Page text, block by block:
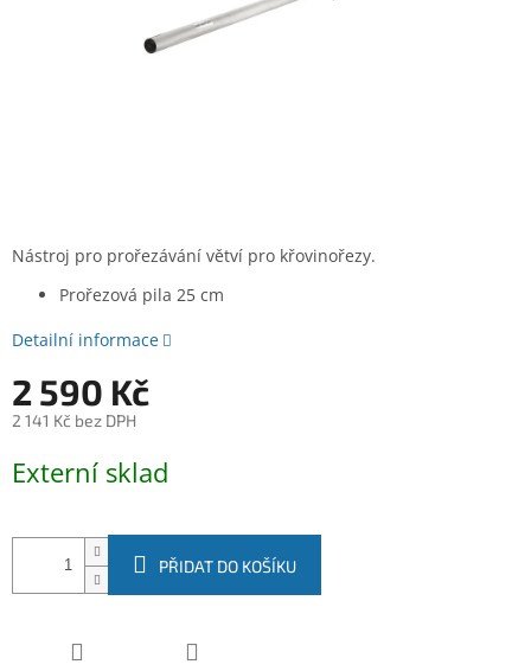
Nástroj pro prořezávání větví pro křovinořezy.
Prořezová pila 25 cm
Detailní informace
2 590 Kč
2 141 Kč bez DPH
cena:
Externí sklad
PŘIDAT DO KOŠÍKU